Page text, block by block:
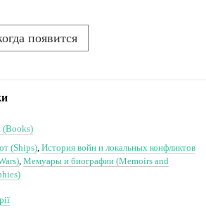
появится
(Books)
(Ships), История войн и локальных конфликтов
, Мемуары и биографии (Memoirs and